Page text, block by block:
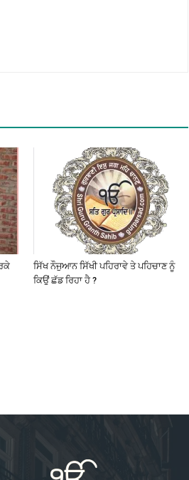
ਸਿੱਖ ਨੌਜੁਆਨ ਸਿੱਖੀ ਪਹਿਰਾਵੇ ਤੇ ਪਹਿਚਾਣ ਨੂੰ
ਕਿਉਂ ਛੱਡ ਰਿਹਾ ਹੈ ?